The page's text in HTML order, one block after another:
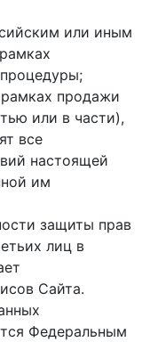
или иным
рамках продажи
или в части),
все
настоящей
им
защиты прав
лиц в
Сайта.
Федеральным